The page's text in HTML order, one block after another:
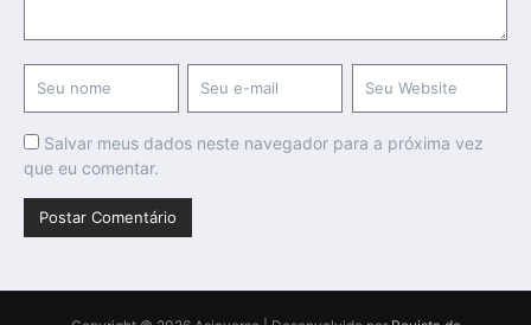
Salvar meus dados neste navegador para a próxima vez
que eu comentar.